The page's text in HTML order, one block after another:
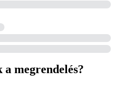
megrendelés?